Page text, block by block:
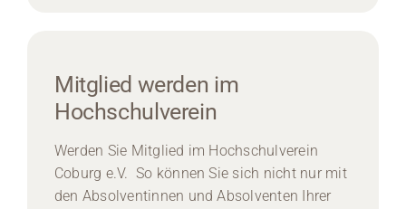
Mitglied werden im
Hochschulverein
Werden Sie Mitglied im Hochschulverein
Coburg e.V. So können Sie sich nicht nur mit
den Absolventinnen und Absolventen Ihrer